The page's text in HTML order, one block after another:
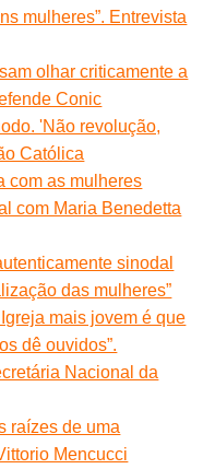
mulheres”. Entrevista
olhar criticamente a
Conic
'Não revolução,
Católica
com as mulheres
com Maria Benedetta
sinodal
das mulheres”
mais jovem é que
dê ouvidos”.
Nacional da
raízes de uma
Mencucci